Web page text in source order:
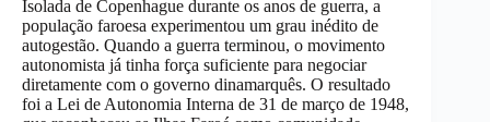
Isolada de Copenhague durante os anos de guerra, a
população faroesa experimentou um grau inédito de
autogestão. Quando a guerra terminou, o movimento
autonomista já tinha força suficiente para negociar
diretamente com o governo dinamarquês. O resultado
foi a Lei de Autonomia Interna de 31 de março de 1948,